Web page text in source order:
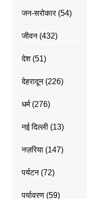
जन-सरोकार(54)
जीवन(432)
देश(51)
देहरादून(226)
धर्म(276)
नई दिल्ली(13)
नज़रिया(147)
पर्यटन(72)
पर्यावरण(59)